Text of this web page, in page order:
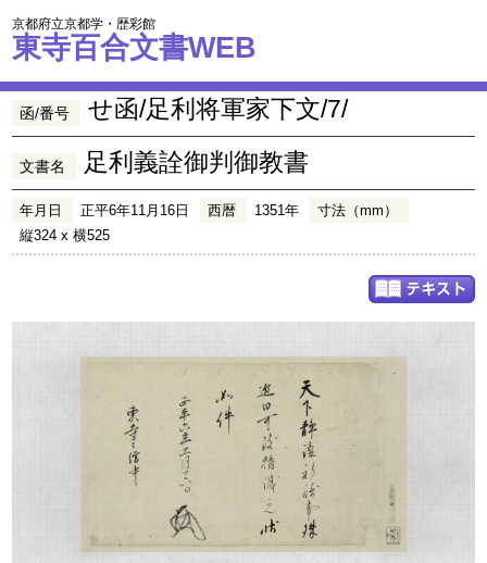
京都府立京都学・歴彩館
東寺百合文書WEB
函/番号 せ函/足利将軍家下文/7/
文書名 足利義詮御判御教書
年月日 正平6年11月16日 西暦 1351年
寸法（mm）
縦324 x 横525